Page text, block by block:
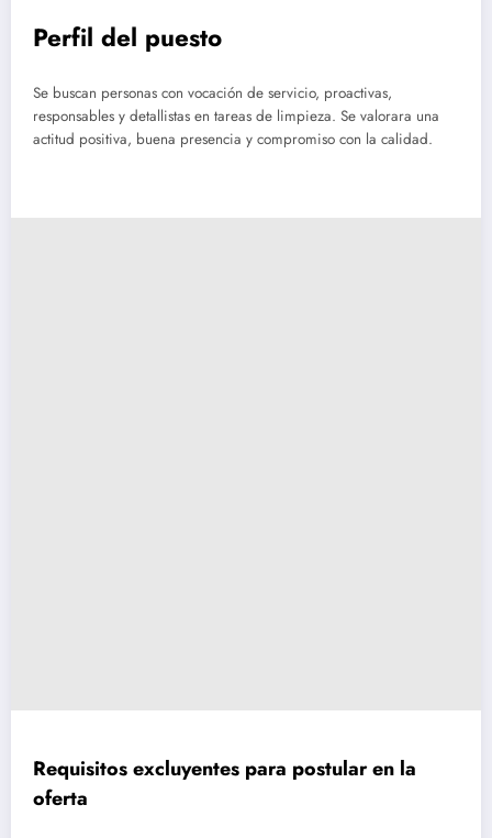
Perfil del puesto
Se buscan personas con vocación de servicio, proactivas,
responsables y detallistas en tareas de limpieza. Se valorara una
actitud positiva, buena presencia y compromiso con la calidad.
Requisitos excluyentes para postular en la
oferta